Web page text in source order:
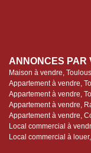
ANNONCES PAR
Maison à vendre,
Appartement à vendre,
Appartement à vendre,
Appartement à vendre,
Appartement à vendre,
Local commercial à
Local commercial à